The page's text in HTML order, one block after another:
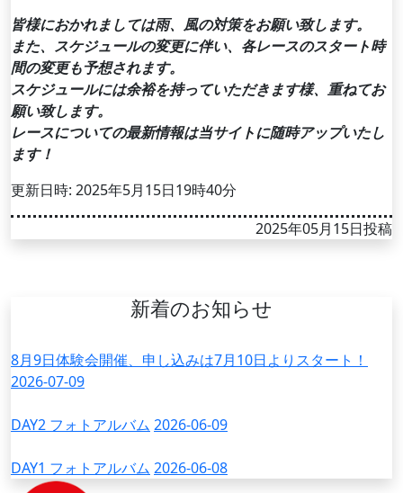
皆様におかれましては雨、風の対策をお願い致します。
また、スケジュールの変更に伴い、各レースのスタート時
間の変更も予想されます。
スケジュールには余裕を持っていただきます様、重ねてお
願い致します。
レースについての最新情報は当サイトに随時アップいたし
ます！
更新日時: 2025年5月15日19時40分
2025年05月15日投稿
新着のお知らせ
8月9日体験会開催、申し込みは7月10日よりスタート！
2026-07-09
DAY2 フォトアルバム 2026-06-09
DAY1 フォトアルバム 2026-06-08